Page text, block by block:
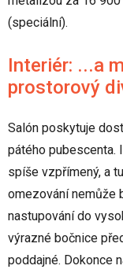
(speciální).
Interiér: ...a
prostorový
Salón poskytuje
pátého pubescenta.
spíše vzpřímený, a
omezování nemůže
nastupování do
výrazné bočnice
poddajné. Dokonce